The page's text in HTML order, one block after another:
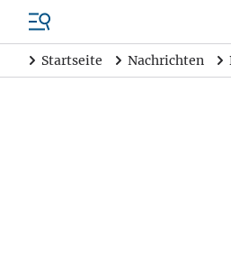
Startseite Nachrichten